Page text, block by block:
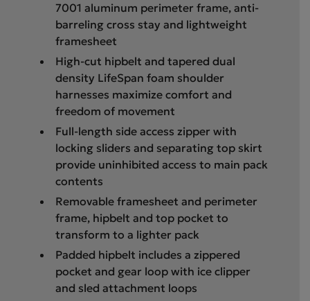
7001 aluminum perimeter frame, anti-
barreling cross stay and lightweight
framesheet
High-cut hipbelt and tapered dual
density LifeSpan foam shoulder
harnesses maximize comfort and
freedom of movement
Full-length side access zipper with
locking sliders and separating top skirt
provide uninhibited access to main pack
contents
Removable framesheet and perimeter
frame, hipbelt and top pocket to
transform to a lighter pack
Padded hipbelt includes a zippered
pocket and gear loop with ice clipper
and sled attachment loops